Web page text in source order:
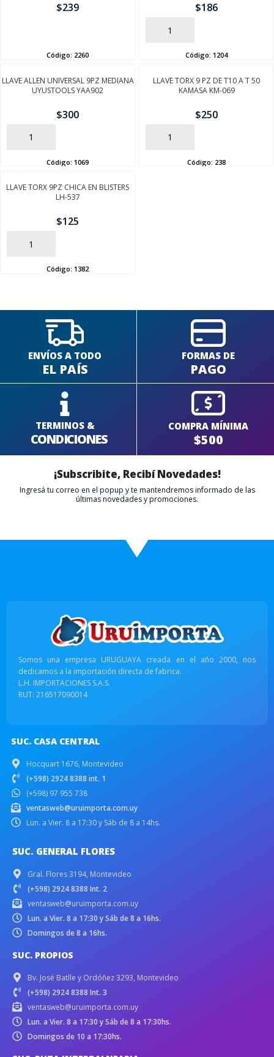
$239
Código: 2260
$186
AÑADIR
Código: 1204
LLAVE ALLEN UNIVERSAL 9PZ MEDIANA
UYUSTOOLS YAA902
$300
AÑADIR
Código: 1069
LLAVE TORX 9 PZ DE T10 A T 50
KAMASA KM-069
$250
AÑADIR
Código: 238
LLAVE TORX 9PZ CHICA EN BLISTERS
LH-537
$125
AÑADIR
Código: 1382
ENVÍOS A TODO
EL PAÍS
FORMAS DE
PAGO
TERMINOS &
CONDICIONES
COMPRA MÍNIMA
$500
¡Subscribite, Recibí Novedades!
Ingresá tu correo en el popup y te mantendremos informado de las
últimas novedades y promociones.
Somos una empresa URUGUAYA creada en el año 2000, nos
dedicamos a la importación directa de fabrica.
L.H. IMPORTACIONES S.A.S.
RUT: 216517090014
SUC. CASA CENTRAL
Hocquart 1676, Montevideo
(+598) 2924 8388 int. 1
(+598) 97 955 738
ventasweb@uruimporta.com.uy
Lun. a Vier. 8 a 17:30 y Sáb de 8 a 14hs.
SUC. GENERAL FLORES
Gral. Flores 3194, Montevideo
(+598) 2924 8388 Int. 2
ventasweb@uruimporta.com.uy
Lun. a Vier. 8 a 17:30 y Sáb de 8 a 16hs.
Domingos de 8 a 16hs.
SUC. PROPIOS
Bv. José Batlle y Ordóñez 3293, Montevideo
(+598) 2924 8388 Int. 3
ventasweb@uruimporta.com.uy
Lun. a Vier. 8 a 17:30 y Sáb de 8 a 17:30hs.
Domingos de 10 a 17:30hs.